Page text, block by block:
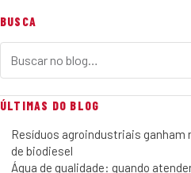
BUSCA
ÚLTIMAS DO BLOG
Resíduos agroindustriais ganham
de biodiesel
Água de qualidade: quando